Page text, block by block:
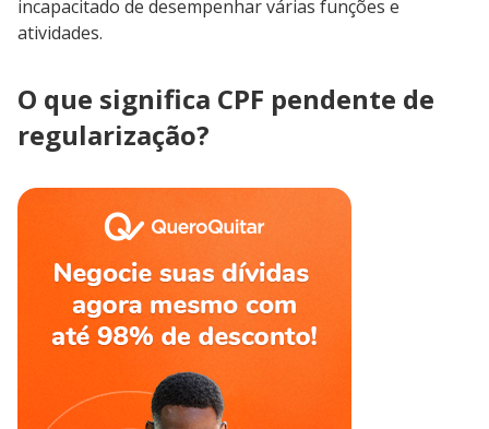
incapacitado de desempenhar várias funções e
atividades.
O que significa CPF pendente de
regularização?